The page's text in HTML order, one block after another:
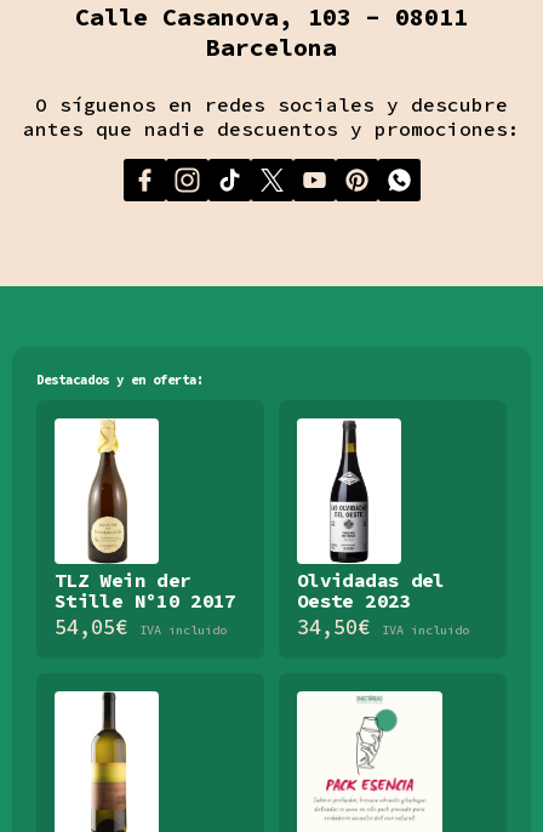
Calle Casanova, 103 - 08011
Barcelona
O síguenos en redes sociales y descubre
antes que nadie descuentos y promociones:
Destacados y en oferta:
TLZ Wein der
Stille Nº10 2017
54,05€ IVA incluido
Olvidadas del
Oeste 2023
34,50€ IVA incluido